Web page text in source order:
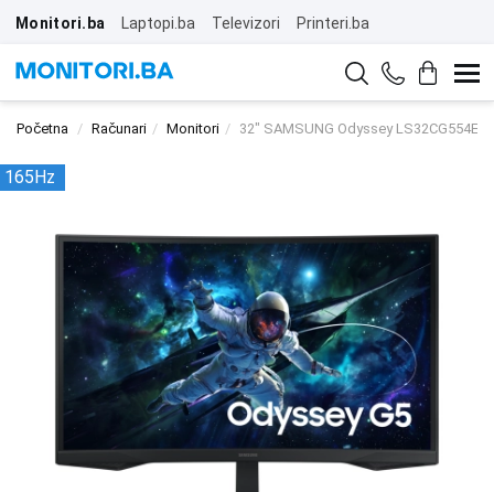
Monitori.ba Laptopi.ba Televizori Printeri.ba
Početna Računari Monitori 32" SAMSUNG Odyssey
165Hz